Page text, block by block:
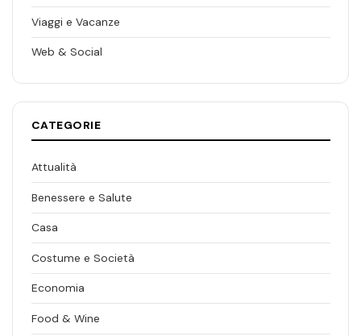
Viaggi e Vacanze
Web & Social
CATEGORIE
Attualità
Benessere e Salute
Casa
Costume e Società
Economia
Food & Wine